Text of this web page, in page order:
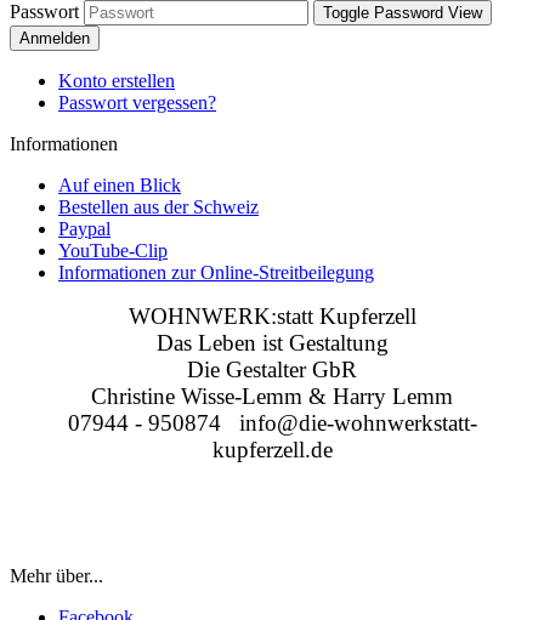
Passwort
Toggle Password View
Anmelden
Konto erstellen
Passwort vergessen?
Informationen
Auf einen Blick
Bestellen aus der Schweiz
Paypal
YouTube-Clip
Informationen zur Online-Streitbeilegung
WOHNWERK:statt Kupferzell
Das Leben ist Gestaltung
Die Gestalter GbR
Christine Wisse-Lemm & Harry Lemm
07944 - 950874 info@die-wohnwerkstatt-
kupferzell.de
Mehr über...